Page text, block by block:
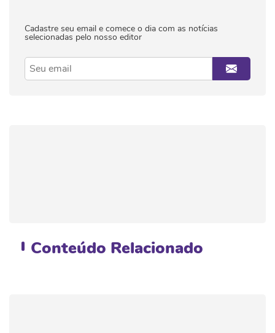
Cadastre seu email e comece o dia com as notícias
selecionadas pelo nosso editor
Conteúdo Relacionado